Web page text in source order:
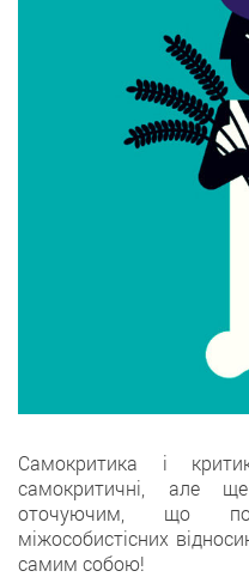
Самокритика і
самокритичні, але
оточуючим, що
міжособистісних
самим собою!